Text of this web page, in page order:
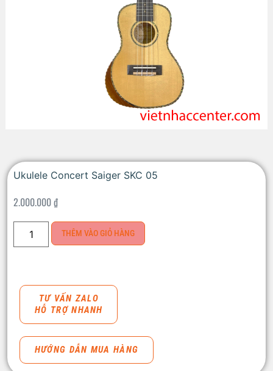
Ukulele Concert Saiger SKC 05
2.000.000₫
THÊM VÀO GIỎ HÀNG
TƯ VẤN ZALO
HỖ TRỢ NHANH
HƯỚNG DẪN MUA HÀNG